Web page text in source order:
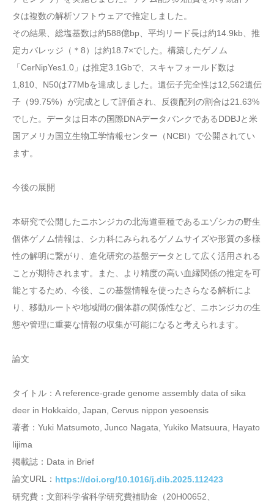
タは複数の解析ソフトウェアで推定しました。
その結果、総塩基数は約588億bp、平均リード長は約14.9kb、推
定カバレッジ（＊8）は約18.7×でした。構築したゲノム
「CerNipYes1.0」は推定3.1Gbで、スキャフォールド数は
1,810、N50は77Mbを達成しました。遺伝子完全性は12,562遺伝
子（99.75%）が完成として評価され、反復配列の割合は21.63%
でした。データは日本の国際DNAデータバンクであるDDBJと米
国アメリカ国立生物工学情報センター（NCBI）で公開されてい
ます。
今後の展開
本研究で公開したニホンジカの北海道亜種であるエゾシカの野生
個体ゲノム情報は、シカ科にみられるゲノムサイズや形質の多様
性の解明に繋がり、進化研究の基盤データとして広く活用される
ことが期待されます。また、より精度の高い血縁関係の推定を可
能とするため、今後、この基盤情報を使ったさらなる解析によ
り、移動ルートや地域間の個体群の関係性など、ニホンジカの生
態や管理に重要な情報の収集が可能になると考えられます。
論文
タイトル：A reference-grade genome assembly data of sika
deer in Hokkaido, Japan, Cervus nippon yesoensis
著者：Yuki Matsumoto, Junco Nagata, Yukiko Matsuura, Hayato
Iijima
掲載誌：Data in Brief
論文URL： https://doi.org/10.1016/j.dib.2025.112423
研究費：文部科学省科学研究費補助金（20H00652、